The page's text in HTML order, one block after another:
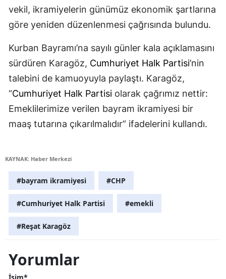
vekil, ikramiyelerin günümüz ekonomik şartlarına
göre yeniden düzenlenmesi çağrısında bulundu.
Kurban Bayramı’na sayılı günler kala açıklamasını
sürdüren Karagöz, Cumhuriyet Halk Partisi’nin
talebini de kamuoyuyla paylaştı. Karagöz,
“Cumhuriyet Halk Partisi olarak çağrımız nettir:
Emeklilerimize verilen bayram ikramiyesi bir
maaş tutarına çıkarılmalıdır” ifadelerini kullandı.
KAYNAK: Haber Merkezi
#bayram ikramiyesi #CHP
#Cumhuriyet Halk Partisi #emekli
#Reşat Karagöz
Yorumlar